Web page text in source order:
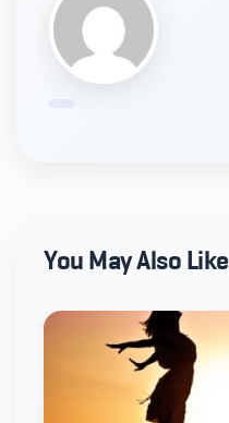
You May Also Like